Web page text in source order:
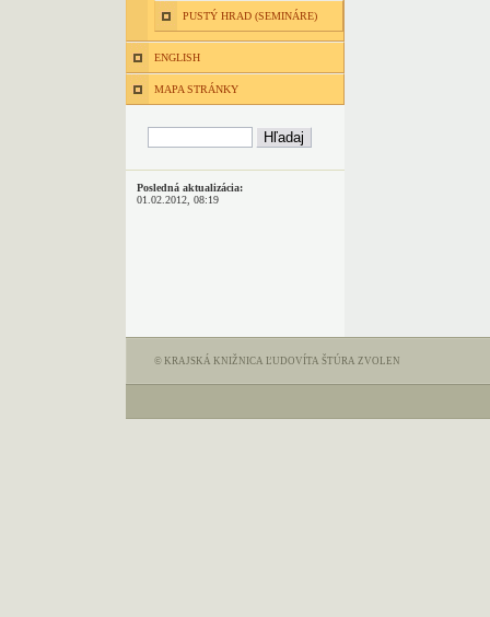
PUSTÝ HRAD (SEMINÁRE)
ENGLISH
MAPA STRÁNKY
Posledná aktualizácia:
01.02.2012, 08:19
© KRAJSKÁ KNIŽNICA ĽUDOVÍTA ŠTÚRA ZVOLEN